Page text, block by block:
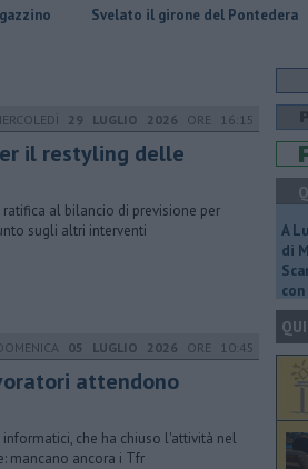
Svelato il girone del Pontedera
29 LUGLIO 2026 ORE 16:15
il restyling delle
al bilancio di previsione per
sugli altri interventi
05 LUGLIO 2026 ORE 10:45
attendono
che ha chiuso l'attività nel
mancano ancora i Tfr
A
di
QUI